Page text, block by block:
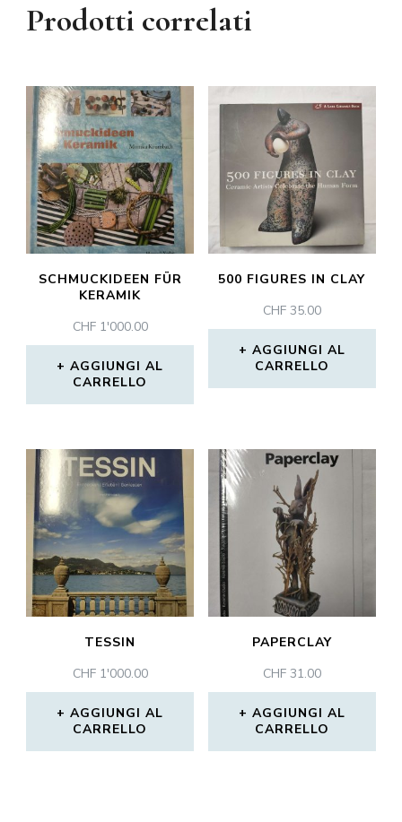
Prodotti correlati
SCHMUCKIDEEN FÜR
KERAMIK
CHF1'000.00
AGGIUNGI AL
CARRELLO
500 FIGURES IN CLAY
CHF35.00
AGGIUNGI AL
CARRELLO
TESSIN
CHF1'000.00
AGGIUNGI AL
CARRELLO
PAPERCLAY
CHF31.00
AGGIUNGI AL
CARRELLO